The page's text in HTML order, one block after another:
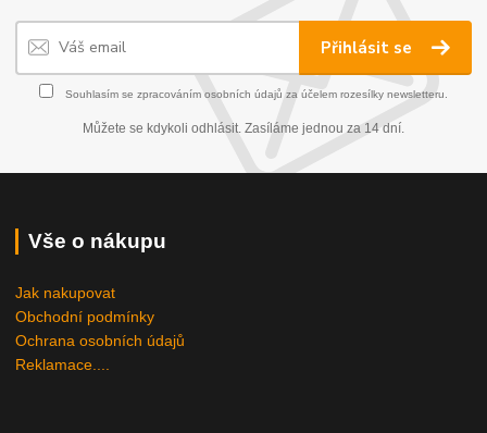
Přihlásit se
Souhlasím se zpracováním osobních údajů za účelem rozesílky newsletteru.
Můžete se kdykoli odhlásit. Zasíláme jednou za 14 dní.
Vše o nákupu
Jak nakupovat
Obchodní podmínky
Ochrana osobních údajů
Reklamace....